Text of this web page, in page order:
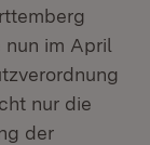
im April
nur die
der